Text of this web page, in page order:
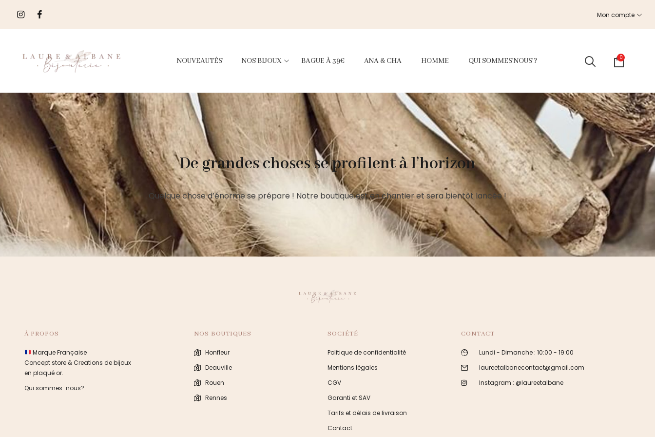
Mon compte
NOUVEAUTÉS NOS BIJOUX BAGUE À 39€ ANA & CHA HOMME QUI SOMMES NOUS ? 0
De grandes choses se profilent à l’horizon
Quelque chose d’énorme se prépare ! Notre boutique est en chantier et sera bientôt lancée !
À PROPOS
Marque Française
Concept store & Creations de bijoux
en plaqué or.
Qui sommes-nous?
NOS BOUTIQUES
Honfleur
Deauville
Rouen
Rennes
SOCIÉTÉ
Politique de confidentialité
Mentions légales
CGV
Garanti et SAV
Tarifs et délais de livraison
Contact
CONTACT
Lundi - Dimanche : 10:00 - 19:00
laureetalbanecontact@gmail.com
Instagram : @laureetalbane